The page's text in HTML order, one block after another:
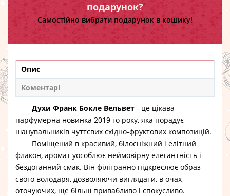
подарунок?
Самостійно вибрати подарунок в кошику!
Опис
Коментарі
Духи Франк Бокле Вельвет - це цікава
парфумерна новинка 2019 го року, яка порадує
шанувальників чуттєвих східно-фруктових композицій.
Поміщений в красивий, білосніжний і елітний
флакон, аромат уособлює неймовірну елегантність і
бездоганний смак. Він філігранно підкреслює образ
свого володаря, дозволяючи виглядати, в очах
оточуючих, ще більш привабливо і спокусливо.